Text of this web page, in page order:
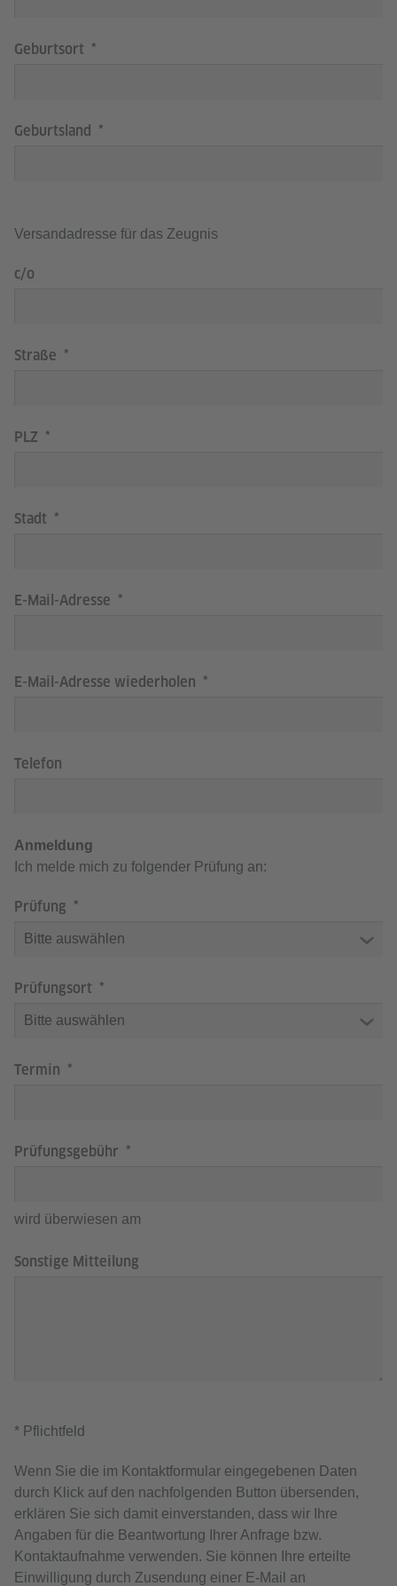
Geburtsort
Geburtsland
Versandadresse für das Zeugnis
c/o
Straße
PLZ
Stadt
E-Mail-Adresse
E-Mail-Adresse wiederholen
Telefon
Anmeldung
Ich melde mich zu folgender Prüfung an:
Prüfung
Prüfungsort
Termin
Prüfungsgebühr
wird überwiesen am
Sonstige Mitteilung
* Pflichtfeld
Wenn Sie die im Kontaktformular eingegebenen Daten
durch Klick auf den nachfolgenden Button übersenden,
erklären Sie sich damit einverstanden, dass wir Ihre
Angaben für die Beantwortung Ihrer Anfrage bzw.
Kontaktaufnahme verwenden. Sie können Ihre erteilte
Einwilligung durch Zusendung einer E-Mail an